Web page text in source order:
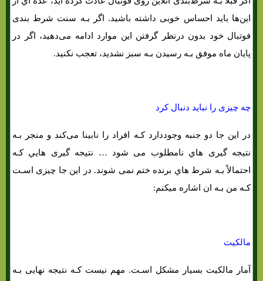
این‌ها باید احساس خوبی داشته باشید. اگر بـه سنت شرط بندی
فوتبال خود بدون درنظر گرفتن این موارد ادامه می‌دهید، اگر در
پایان ماه موفق بـه رسیدن بـه سبز نشدید، تعجب نکنید.
چه چیزی را نباید دنبال کرد
در این جا دو جنبه وجوددارد کـه افراد را نابینا می‌کند و منجر بـه
نتیجه گیری هاي‌ نامطلوب می شود … نتیجه گیری هایي کـه
احتمالاً بـه شرط هاي‌ برنده ختم نمی شوند. در این جا چیزی اسـت
کـه من بـه ان اشاره میکنم:
مالکیت
آمار مالکیت بسیار مشکل اسـت. مهم نیست کـه نتیجه نهایی بـه